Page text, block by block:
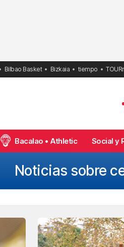
Bilbao Basket Bizkaia tiempo
Bacalao • Athletic Social y
Noticias sobre